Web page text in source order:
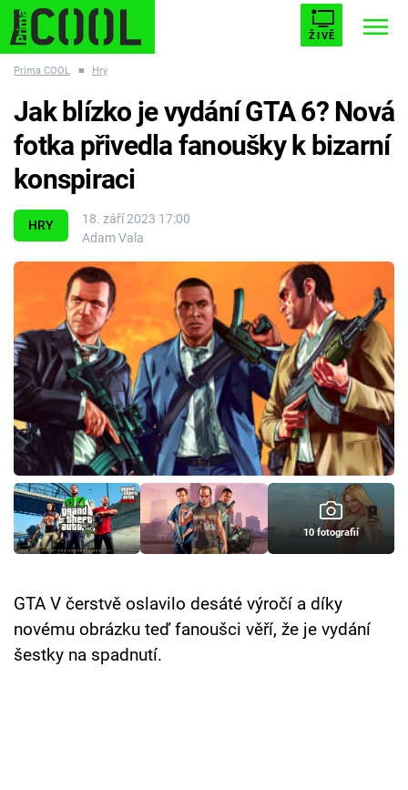
ŽIVĚ
ESCAPE PLNEJ KOTEL AVENGERS 5
Témata
Filmy
Seriály
Hry
Cool Esport
Pořady
TV Program
Prima COOL ■ Hry
HRY
18. září 2023 17:00
Adam Vala
Jak blízko je vydání GTA 6? Nová
fotka přivedla fanoušky k bizarní
konspiraci
10 fotografií
GTA V čerstvě oslavilo desáté výročí a díky
novému obrázku teď fanoušci věří, že je vydání
šestky na spadnutí.